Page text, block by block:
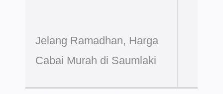
Jelang Ramadhan, Harga
Cabai Murah di Saumlaki